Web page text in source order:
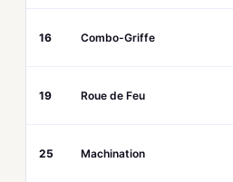
16 Combo-Griffe
19 Roue de Feu
25 Machination